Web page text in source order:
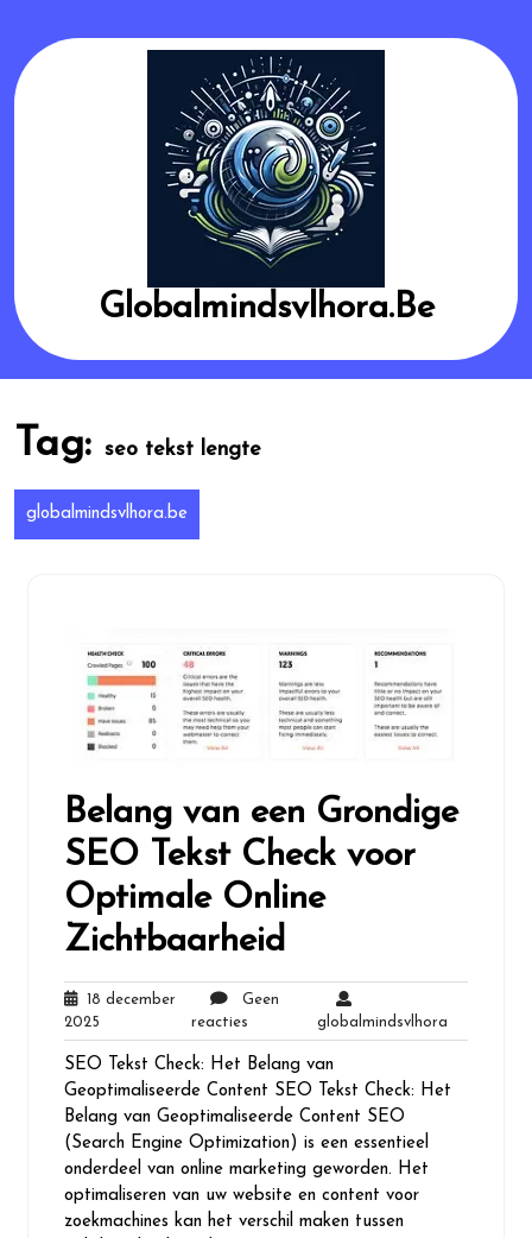
content
Globalmindsvlhora.be
Tag: seo tekst lengte
globalmindsvlhora.be
Belang van een Grondige
SEO Tekst Check voor
Optimale Online
Zichtbaarheid
18 december
2025
december
2025
Geen
reacties
reacties
globalmindsvlhora
SEO Tekst Check: Het Belang van
Geoptimaliseerde Content SEO Tekst Check: Het
Belang van Geoptimaliseerde Content SEO
(Search Engine Optimization) is een essentieel
onderdeel van online marketing geworden. Het
optimaliseren van uw website en content voor
zoekmachines kan het verschil maken tussen